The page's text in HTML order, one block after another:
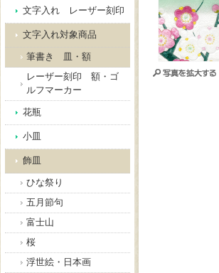
文字入れ レーザー刻印
文字入れ対象商品
筆書き 皿・額
レーザー刻印 額・ゴ
ルフマーカー
花瓶
小皿
飾皿
ひな祭り
五月節句
富士山
桜
浮世絵・日本画